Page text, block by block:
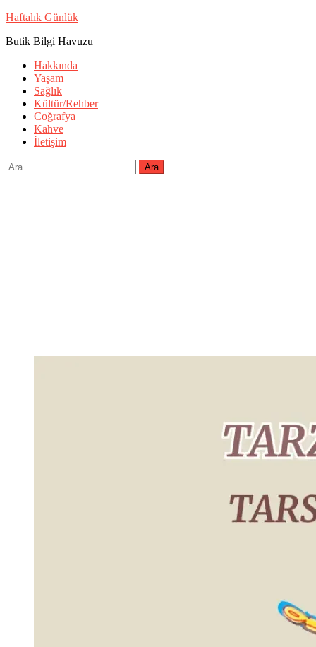
Skip
content
Haftalık Günlük
Butik Bilgi Havuzu
Hakkında
Yaşam
Sağlık
Kültür/Rehber
Coğrafya
Kahve
İletişim
Arama: